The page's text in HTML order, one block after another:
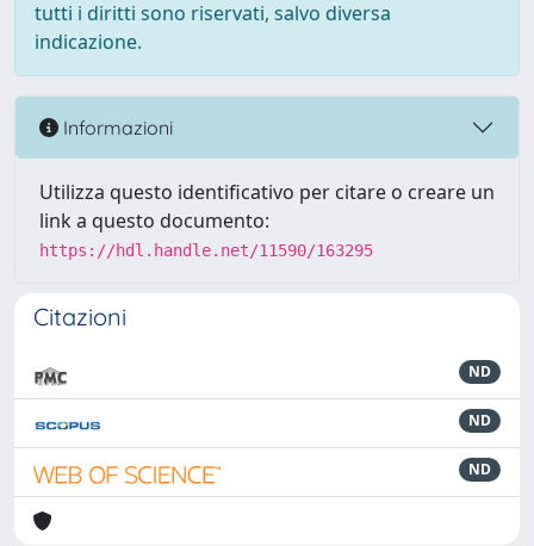
tutti i diritti sono riservati, salvo diversa
indicazione.
Informazioni
Utilizza questo identificativo per citare o creare un
link a questo documento:
https://hdl.handle.net/11590/163295
Citazioni
ND
ND
ND